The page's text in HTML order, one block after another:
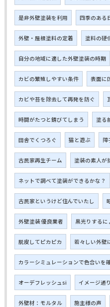
是非外壁塗装を利用 四季のある
外壁・屋根塗料の定着 塗料の硬
自分の地域に適した外壁塗装の時期
カビの繁殖しやすい条件 表面に
カビや苔を除去して再発を防ぐ
時間がたつと錆びてしまう 塗る
田舎でくつろぐ 猫と遊ぶ 障
古民家再生チーム 塗装の素人が
ネットで調べて塗装ができるかな？
古民家というけど住んでいたし
外壁塗装 優良業者 黒光りするに
脱皮してピカピカ 若々しい外壁
カラーシミュレーションで色合いを
オーデフレッシュsi イメージ通
外壁材：モルタル 施主様の声